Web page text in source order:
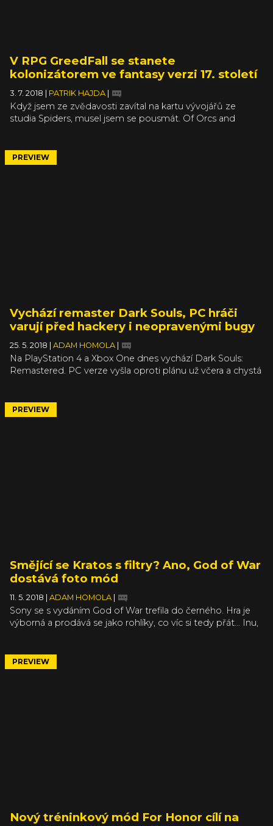
V RPG GreedFall se stanete
kolonizátorem ve fantasy verzi 17. století
3. 7. 2018 PATRIK HAJDA
Když jsem ze zvědavosti zavítal na kartu vývojářů ze
studia Spiders, musel jsem se pousmát. Of Orcs and
hlavní devízou studia. Na druhou stranu se nemusí tolik
snažit, aby překročili vlastní stín. Povede se jim konečně
PREVIEW
Vychází remaster Dark Souls, PC hráči
varují před hackery i neopravenými bugy
25. 5. 2018 ADAM HOMOLA
Na PlayStation 4 a Xbox One dnes vychází Dark Souls:
Remastered. PC verze vyšla oproti plánu už včera a chystá
může pochlubit několika novotami, nicméně navzdory
všem snahám vývojářů je řada hráčů nespokojená.
PREVIEW
Smějící se Kratos s filtry? Ano, God of War
dostává foto mód
11. 5. 2018 ADAM HOMOLA
Sony se s vydáním God of War trefila do černého. Hra je
výborná a prodává se jako rohlíky, co víc si tedy přát… Inu,
současnosti. Vývojáři ale naštěstí nelení, a i když to nestihli
do vydání, přidávají Photo Mode alespoň teď.
PREVIEW
Nový tréninkový mód For Honor cílí na